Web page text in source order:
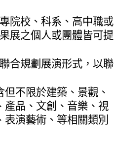
院校、科系、高中職或
展之個人或團體皆可提
合規劃展演形式，以聯
不限於建築、景觀、
產品、文創、音樂、視
演藝術、等相關類別